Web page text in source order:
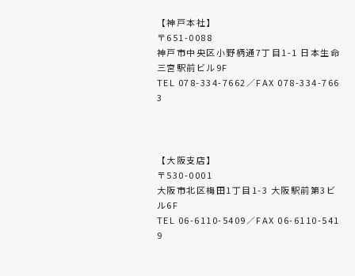
【神戸本社】
〒651-0088
神戸市中央区小野柄通7丁目1-1 日本生命
三宮駅前ビル9F
TEL 078-334-7662／FAX 078-334-766
3
【大阪支店】
〒530-0001
大阪市北区梅田1丁目1-3 大阪駅前第3ビ
ル6F
TEL 06-6110-5409／FAX 06-6110-541
9